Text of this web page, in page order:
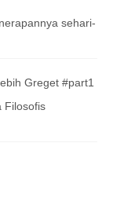
sehari-
Greget #part1
Filosofis